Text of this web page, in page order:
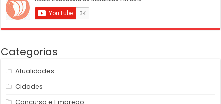
Categorias
Atualidades
Cidades
Concurso e Emprego